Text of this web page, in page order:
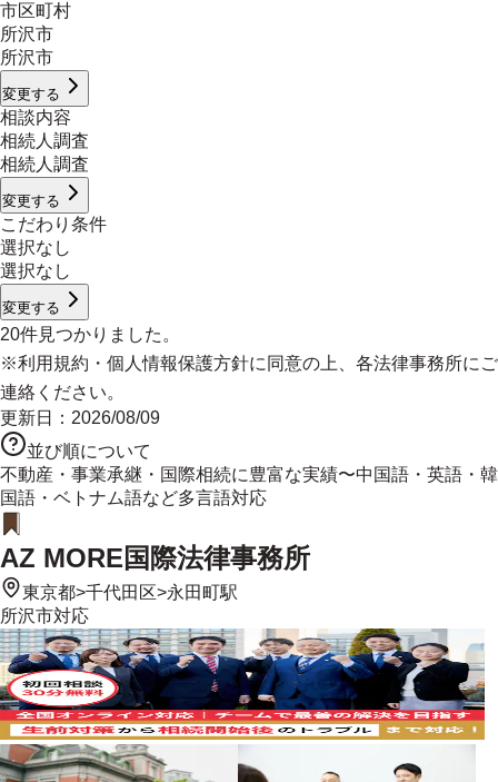
市区町村
所沢市
所沢市
変更する
相談内容
相続人調査
相続人調査
変更する
こだわり条件
選択なし
選択なし
変更する
20件見つかりました。
※利用規約 ・ 個人情報保護方針に同意の上、各法律事務所にご
連絡ください。
更新日： 2026/08/09
並び順について
不動産・事業承継・国際相続に豊富な実績〜中国語・英語・韓
国語・ベトナム語など多言語対応
AZ MORE国際法律事務所
東京都>千代田区>永田町駅
所沢市対応